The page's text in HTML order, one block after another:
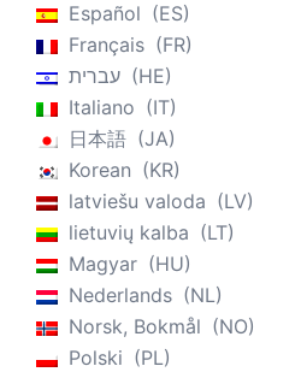
Español
ES
Français
FR
עברית
HE
Italiano
IT
日本語
JA
Korean
KR
latviešu valoda
LV
lietuvių kalba
LT
Magyar
HU
Nederlands
NL
Norsk, Bokmål
NO
Polski
PL